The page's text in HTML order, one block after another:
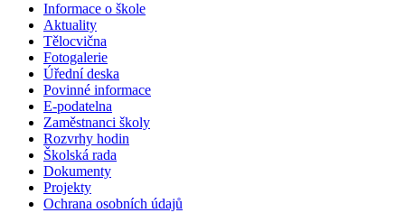
Informace o škole
Aktuality
Tělocvična
Fotogalerie
Úřední deska
Povinné informace
E-podatelna
Zaměstnanci školy
Rozvrhy hodin
Školská rada
Dokumenty
Projekty
Ochrana osobních údajů